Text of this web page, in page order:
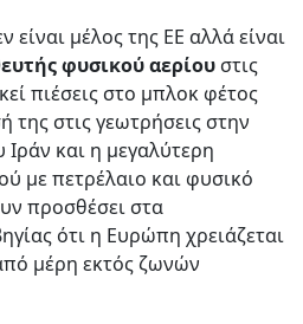
μέλος της ΕΕ αλλά είναι
φυσικού αερίου στις
πιέσεις στο μπλοκ φέτος
της στις γεωτρήσεις στην
και η μεγαλύτερη
με πετρέλαιο και φυσικό
προσθέσει στα
ότι η Ευρώπη χρειάζεται
μέρη εκτός ζωνών